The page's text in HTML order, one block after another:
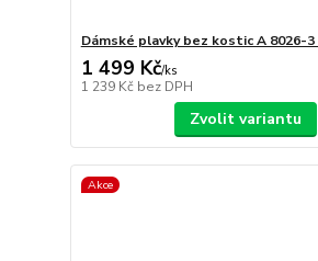
Dámské plavky bez kostic A 8026-3
1 499 Kč/ks
1 239 Kč bez DPH
Zvolit variantu
Akce